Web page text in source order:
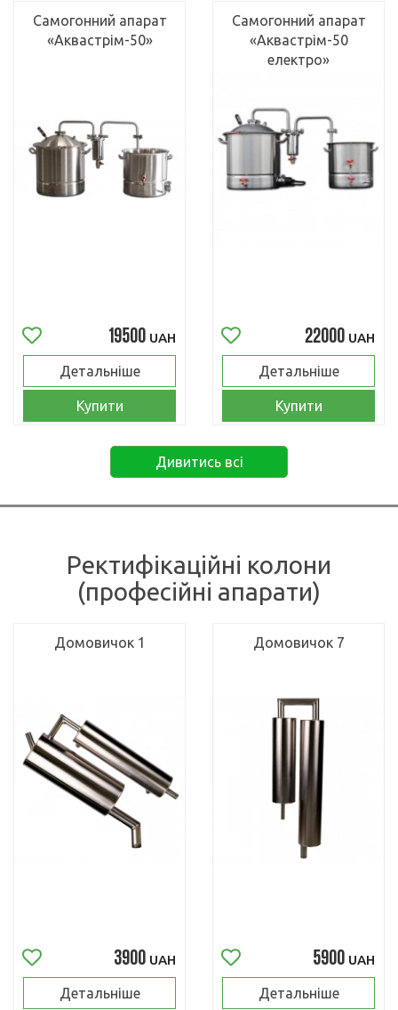
Самогонний апарат
«Аквастрім-50»
19500 UAH
Детальніше
Купити
Самогонний апарат
«Аквастрім-50
електро»
22000 UAH
Детальніше
Купити
Дивитись всі
Ректифікаційні колони
(професійні апарати)
Домовичок 1
3900 UAH
Детальніше
Домовичок 7
5900 UAH
Детальніше